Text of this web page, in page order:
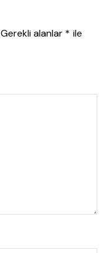
Gerekli alanlar * ile